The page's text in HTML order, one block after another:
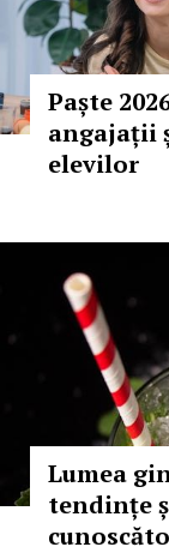
Paște
angajații
elevilor
Lumea
tendințe